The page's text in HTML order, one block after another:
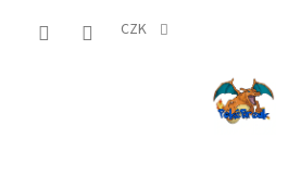
CZK